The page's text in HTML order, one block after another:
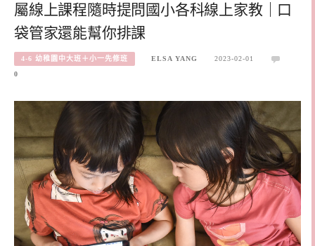
屬線上課程隨時提問國小各科線上家教｜口
袋管家還能幫你排課
4-6 幼稚園中大班＋小一先修班 ELSA YANG
2023-02-01
0